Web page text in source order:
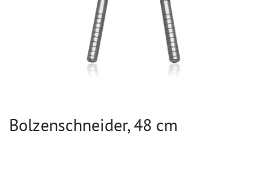
Bolzenschneider, 48 cm